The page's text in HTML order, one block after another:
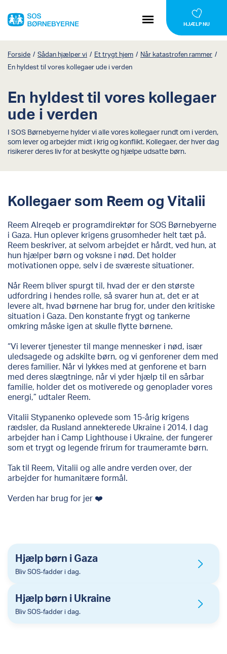
HJÆLP NU
Forside / Sådan hjælper vi / Et trygt hjem / Når katastrofen rammer /
En hyldest til vores kollegaer ude i verden
En hyldest til vores kollegaer
ude i verden
I SOS Børnebyerne hylder vi alle vores kollegaer rundt om i verden,
som lever og arbejder midt i krig og konflikt. Kollegaer, der hver dag
risikerer deres liv for at beskytte og hjælpe udsatte børn.
Kollegaer som Reem og Vitalii
Reem Alreqeb er programdirektør for SOS Børnebyerne
i Gaza. Hun oplever krigens grusomheder helt tæt på.
Reem beskriver, at selvom arbejdet er hårdt, ved hun, at
hun hjælper børn og voksne i nød. Det holder
motivationen oppe, selv i de sværeste situationer.
Når Reem bliver spurgt til, hvad der er den største
udfordring i hendes rolle, så svarer hun at, det er at
levere alt, hvad børnene har brug for, under den kritiske
situation i Gaza. Den konstante frygt og tankerne
omkring måske igen at skulle flytte børnene.
“Vi leverer tjenester til mange mennesker i nød, især
uledsagede og adskilte børn, og vi genforener dem med
deres familier. Når vi lykkes med at genforene et barn
med deres slægtninge, når vi yder hjælp til en sårbar
familie, holder det os motiverede og genoplader vores
energi,” udtaler Reem.
Vitalii Stypanenko oplevede som 15-årig krigens
rædsler, da Rusland annekterede Ukraine i 2014. I dag
arbejder han i Camp Lighthouse i Ukraine, der fungerer
som et trygt og legende frirum for traumeramte børn.
Tak til Reem, Vitalii og alle andre verden over, der
arbejder for humanitære formål.
Verden har brug for jer ❤️
Bliv SOS-fadder i dag.
Hjælp børn i Gaza
Bliv SOS-fadder i dag.
Hjælp børn i Ukraine